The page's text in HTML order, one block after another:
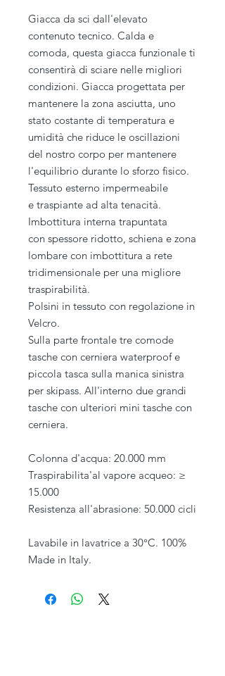
Giacca da sci dall'elevato
contenuto tecnico. Calda e
comoda, questa giacca funzionale ti
consentirà di sciare nelle migliori
condizioni. Giacca progettata per
mantenere la zona asciutta, uno
stato costante di temperatura e
umidità che riduce le oscillazioni
del nostro corpo per mantenere
l'equilibrio durante lo sforzo fisico.
Tessuto esterno impermeabile
e traspiante ad alta tenacità.
Imbottitura interna trapuntata
con spessore ridotto, schiena e zona
lombare con imbottitura a rete
tridimensionale per una migliore
traspirabilità.
Polsini in tessuto con regolazione in
Velcro.
Sulla parte frontale tre comode
tasche con cerniera waterproof e
piccola tasca sulla manica sinistra
per skipass. All'interno due grandi
tasche con ulteriori mini tasche con
cerniera.
Colonna d'acqua: 20.000 mm
Traspirabilita'al vapore acqueo: ≥
15.000
Resistenza all'abrasione: 50.000 cicli
Lavabile in lavatrice a 30°C. 100%
Made in Italy.